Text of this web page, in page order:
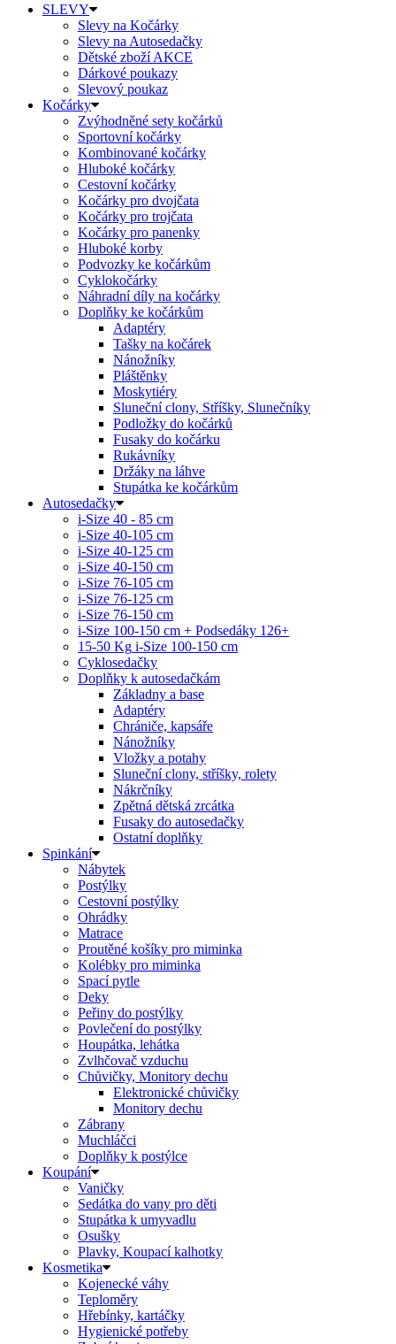
SLEVY
Slevy na Kočárky
Slevy na Autosedačky
Dětské zboží AKCE
Dárkové poukazy
Slevový poukaz
Kočárky
Zvýhodněné sety kočárků
Sportovní kočárky
Kombinované kočárky
Hluboké kočárky
Cestovní kočárky
Kočárky pro dvojčata
Kočárky pro trojčata
Kočárky pro panenky
Hluboké korby
Podvozky ke kočárkům
Cyklokočárky
Náhradní díly na kočárky
Doplňky ke kočárkům
Adaptéry
Tašky na kočárek
Nánožníky
Pláštěnky
Moskytiéry
Sluneční clony, Stříšky, Slunečníky
Podložky do kočárků
Fusaky do kočárku
Rukávníky
Držáky na láhve
Stupátka ke kočárkům
Autosedačky
i-Size 40 - 85 cm
i-Size 40-105 cm
i-Size 40-125 cm
i-Size 40-150 cm
i-Size 76-105 cm
i-Size 76-125 cm
i-Size 76-150 cm
i-Size 100-150 cm + Podsedáky 126+
15-50 Kg i-Size 100-150 cm
Cyklosedačky
Doplňky k autosedačkám
Základny a base
Adaptéry
Chrániče, kapsáře
Nánožníky
Vložky a potahy
Sluneční clony, stříšky, rolety
Nákrčníky
Zpětná dětská zrcátka
Fusaky do autosedačky
Ostatní doplňky
Spinkání
Nábytek
Postýlky
Cestovní postýlky
Ohrádky
Matrace
Proutěné košíky pro miminka
Kolébky pro miminka
Spací pytle
Deky
Peřiny do postýlky
Povlečení do postýlky
Houpátka, lehátka
Zvlhčovač vzduchu
Chůvičky, Monitory dechu
Elektronické chůvičky
Monitory dechu
Zábrany
Muchláčci
Doplňky k postýlce
Koupání
Vaničky
Sedátka do vany pro děti
Stupátka k umyvadlu
Osušky
Plavky, Koupací kalhotky
Kosmetika
Kojenecké váhy
Teploměry
Hřebínky, kartáčky
Hygienické potřeby